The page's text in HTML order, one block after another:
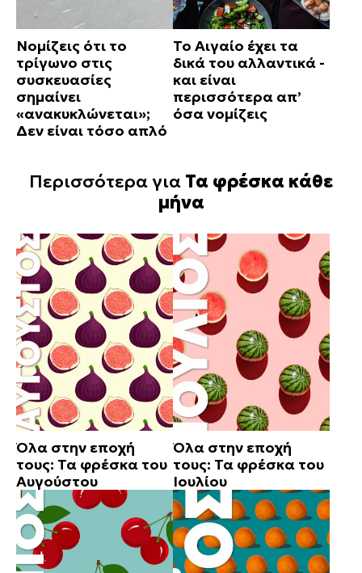
Νομίζεις ότι το
τρίγωνο στις
συσκευασίες
σημαίνει
«ανακυκλώνεται»;
Δεν είναι τόσο απλό
Το Αιγαίο έχει τα
δικά του αλλαντικά -
και είναι
περισσότερα απ’
όσα νομίζεις
Περισσότερα για Τα φρέσκα κάθε
μήνα
Όλα στην εποχή
τους: Τα φρέσκα του
Αυγούστου
Όλα στην εποχή
τους: Τα φρέσκα του
Ιουλίου